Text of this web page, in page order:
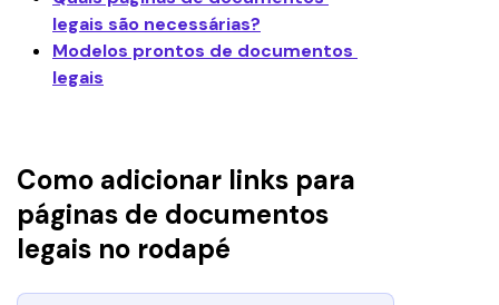
legais são necessárias?
Modelos prontos de documentos
legais
Como adicionar links para
páginas de documentos
legais no rodapé